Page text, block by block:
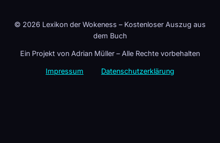
© 2026 Lexikon der Wokeness – Kostenloser Auszug aus
dem Buch
Ein Projekt von Adrian Müller – Alle Rechte vorbehalten
Impressum Datenschutzerklärung